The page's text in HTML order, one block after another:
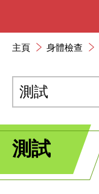
主頁 身體檢查
測試
測試